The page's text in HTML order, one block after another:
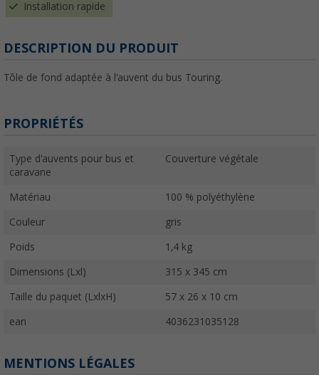
Installation rapide
DESCRIPTION DU PRODUIT
Tôle de fond adaptée à l'auvent du bus Touring.
PROPRIÉTÉS
Type d'auvents pour bus et
caravane
Couverture végétale
Matériau 100 % polyéthylène
Couleur gris
Poids 1,4 kg
Dimensions (Lxl) 315 x 345 cm
Taille du paquet (LxlxH) 57 x 26 x 10 cm
ean 4036231035128
MENTIONS LÉGALES